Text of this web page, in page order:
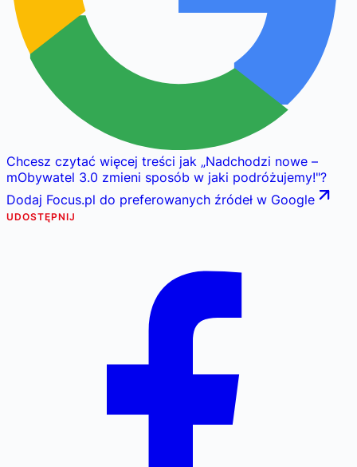
Chcesz czytać więcej treści jak „Nadchodzi nowe –
mObywatel 3.0 zmieni sposób w jaki podróżujemy!"?
Dodaj Focus.pl do preferowanych źródeł w Google
UDOSTĘPNIJ